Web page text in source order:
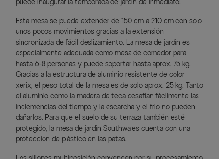
puede inaugurar la temporada de jardín de inmediato!
Esta mesa se puede extender de 150 cm a 210 cm con solo
unos pocos movimientos gracias a la extensión
sincronizada de fácil deslizamiento. La mesa de jardín es
especialmente adecuada como mesa de comedor para
hasta 6-8 personas y puede soportar hasta aprox. 75 kg.
Gracias a la estructura de aluminio resistente de color
xerix, el peso total de la mesa es de solo aprox. 25 kg. Tanto
el aluminio como la madera de teca desafían fácilmente las
inclemencias del tiempo y la escarcha y el frío no pueden
dañarlos. Para que el suelo de su terraza también esté
protegido, la mesa de jardín Southwales cuenta con una
protección de plástico en las patas.